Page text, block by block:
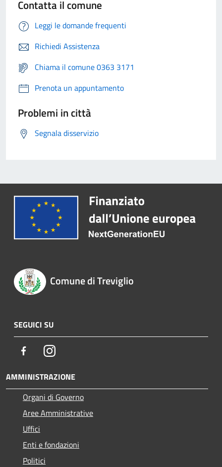
Contatta il comune
Leggi le domande frequenti
Richiedi Assistenza
Chiama il comune 0363 3171
Prenota un appuntamento
Problemi in città
Segnala disservizio
Comune di Treviglio
SEGUICI SU
FacebookInstagram
AMMINISTRAZIONE
Organi di Governo
Aree Amministrative
Uffici
Enti e fondazioni
Politici